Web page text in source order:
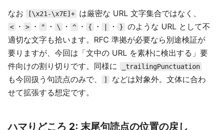
なお [\x21-\x7E]+ は厳密な URL 文字集合ではなく、
< ・ > ・ " ・ \ ・ ^ ・ { ・ ・ }
のような URL として不
適切な文字も拾います。RFC 準拠が必要なら別途検証が
要りますが、今回は「文中の URL を素朴に検出する」要
件向けの割り切りです。同様に
_trailingPunctuation
も今回扱う句読点のみで、 ]
などは対象外。文体に合わ
せて拡張する想定です。
ハマりどころ 2: 末尾句読点の位置の戻し